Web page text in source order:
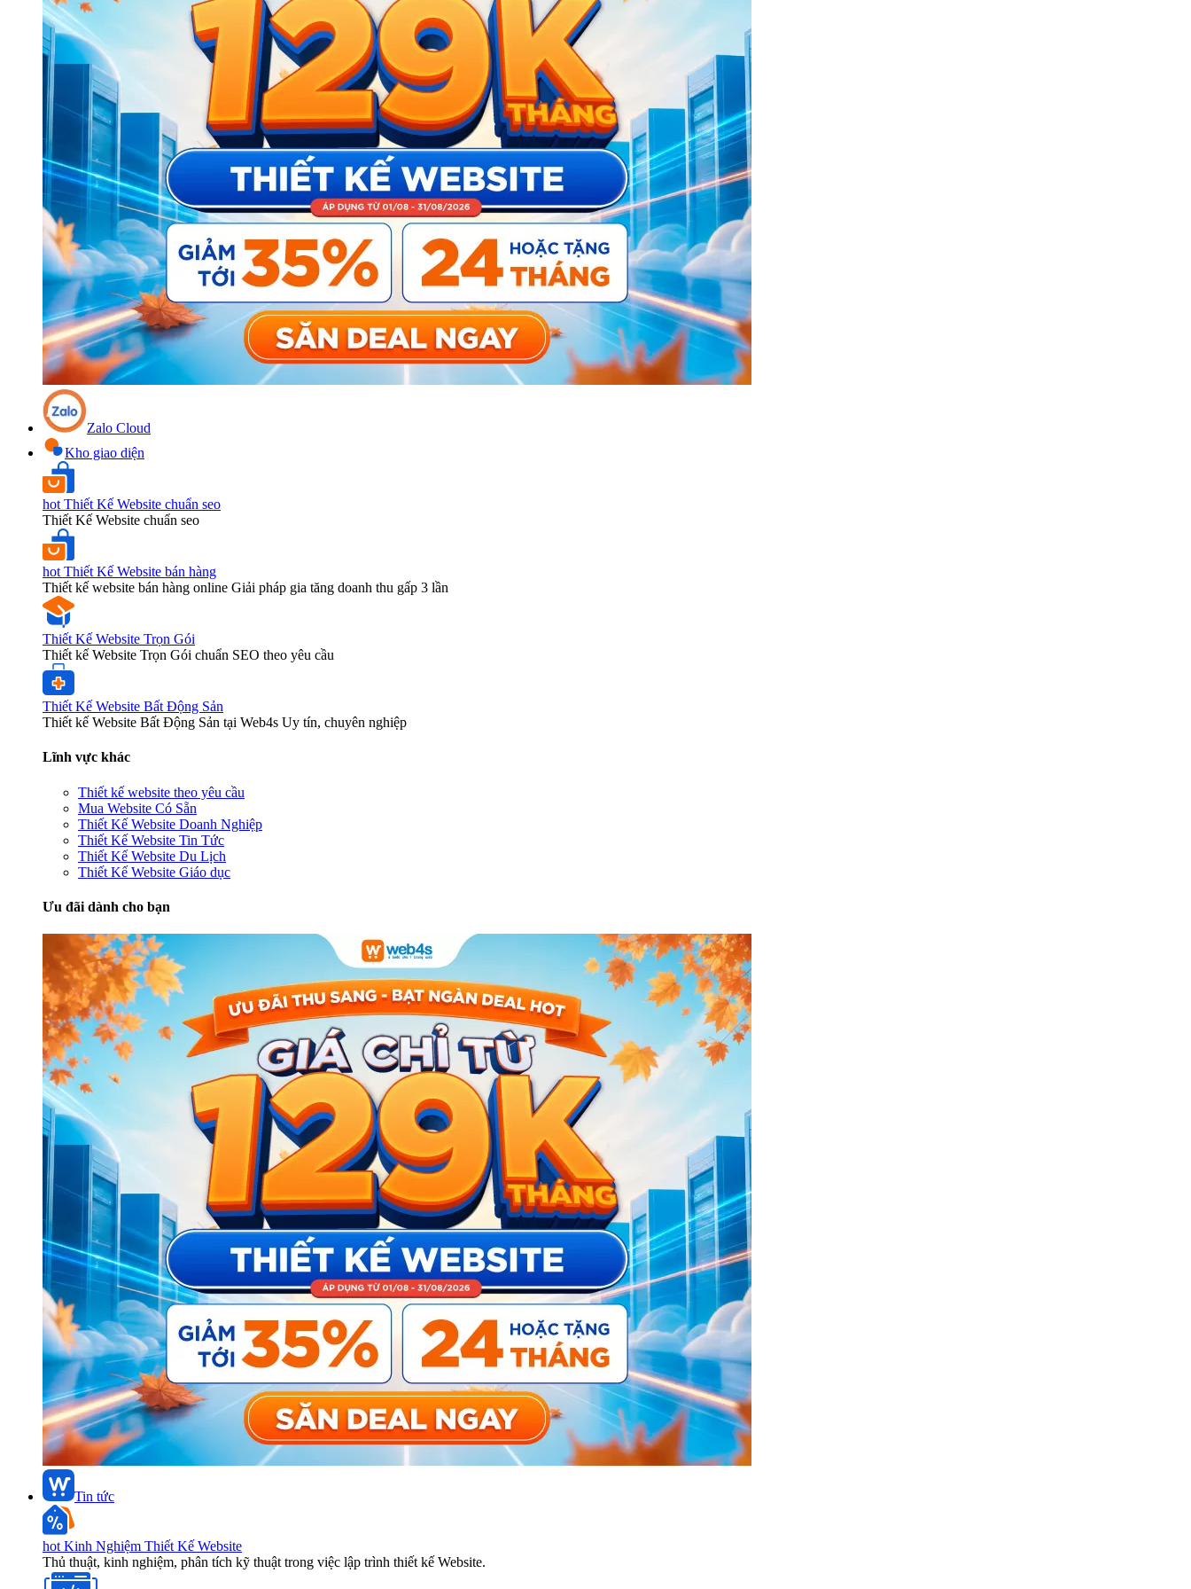
Zalo Cloud
Kho giao diện
hot Thiết Kế Website chuẩn seo
Thiết Kế Website chuẩn seo
hot Thiết Kế Website bán hàng
Thiết kế website bán hàng online Giải pháp gia tăng doanh thu gấp 3 lần
Thiết Kế Website Trọn Gói
Thiết kế Website Trọn Gói chuẩn SEO theo yêu cầu
Thiết Kế Website Bất Động Sản
Thiết kế Website Bất Động Sản tại Web4s Uy tín, chuyên nghiệp
Lĩnh vực khác
Thiết kế website theo yêu cầu
Mua Website Có Sẵn
Thiết Kế Website Doanh Nghiệp
Thiết Kế Website Tin Tức
Thiết Kế Website Du Lịch
Thiết Kế Website Giáo dục
Ưu đãi dành cho bạn
Tin tức
hot Kinh Nghiệm Thiết Kế Website
Thủ thuật, kinh nghiệm, phân tích kỹ thuật trong việc lập trình thiết kế Website.